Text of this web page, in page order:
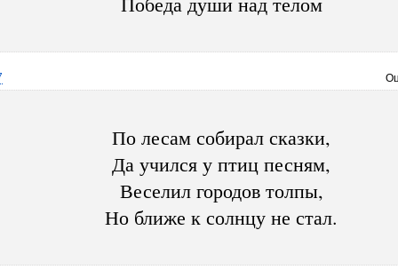
По лесам собирал сказки,
Да учился у птиц песням,
Веселил городов толпы,
Но ближе к солнцу не стал.